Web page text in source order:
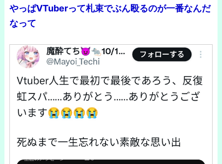
やっぱVTuberって札束でぶん殴るのが一番なんだ
なって